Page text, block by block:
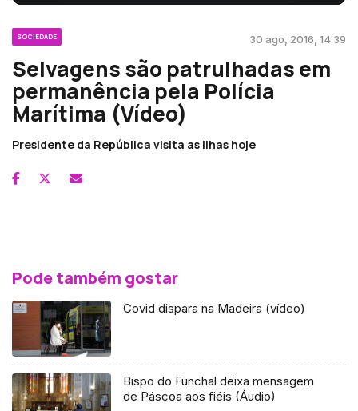
SOCIEDADE 30 ago, 2016, 14:39
Selvagens são patrulhadas em
permanência pela Polícia
Marítima (Vídeo)
Presidente da República visita as ilhas hoje
Pode também gostar
Covid dispara na Madeira (vídeo)
Bispo do Funchal deixa mensagem
de Páscoa aos fiéis (Áudio)